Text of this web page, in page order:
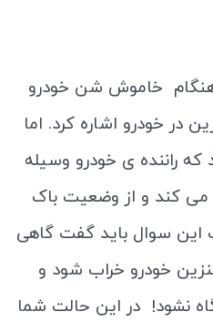
خاموش شن خودرو
در خودرو اشاره کرد. اما
راننده ی خودرو وسیله
می کند و از وضعیت باک
این سوال باید گفت گاهی
خودرو خراب شود و
نشود! در این حالت شما